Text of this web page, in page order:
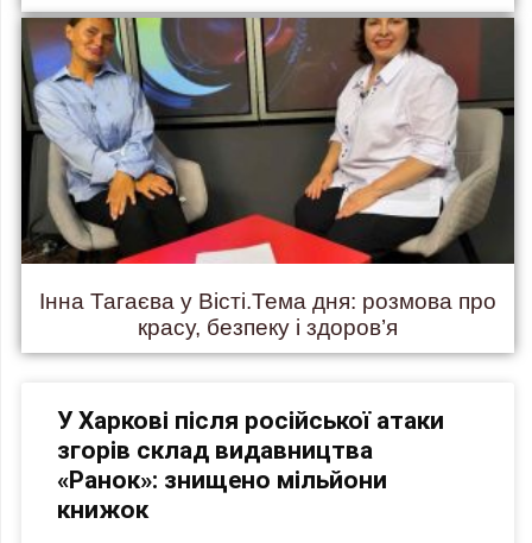
Інна Тагаєва у Вісті.Тема дня: розмова про
красу, безпеку і здоров’я
У Харкові після російської атаки
згорів склад видавництва
«Ранок»: знищено мільйони
книжок